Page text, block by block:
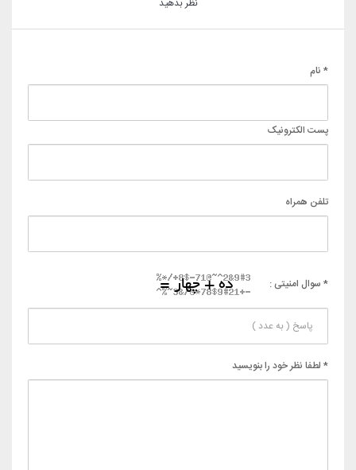
نظر بدهید
* نام
پست الکترونیک
تلفن همراه
* سوال امنیتی :
* لطفا نظر خود را بنویسید